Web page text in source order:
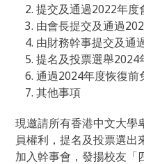
提交及通過2022年度
由會長提交及通過
由財務幹事提交及通
提名及投票選舉2024
通過2024年度恢復前
其他事項
現邀請所有香港中文大學
員權利，提名及投票選出
加入幹事會，發揚校友「